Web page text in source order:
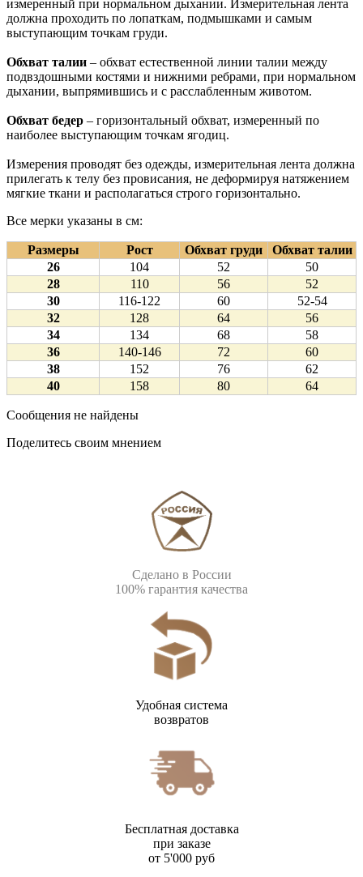
измеренный при нормальном дыхании. Измерительная лента
должна проходить по лопаткам, подмышками и самым
выступающим точкам груди.
Обхват талии – обхват естественной линии талии между
подвздошными костями и нижними ребрами, при нормальном
дыхании, выпрямившись и с расслабленным животом.
Обхват бедер – горизонтальный обхват, измеренный по
наиболее выступающим точкам ягодиц.
Измерения проводят без одежды, измерительная лента должна
прилегать к телу без провисания, не деформируя натяжением
мягкие ткани и располагаться строго горизонтально.
Все мерки указаны в см:
Размеры Рост Обхват груди
Обхват талии
26
104 52
50
28
110 56
52
30
116-122 60
52-54
32
128 64
56
34
134 68
58
36
140-146 72
60
38
152 76
62
40
158 80 64
Сообщения не найдены
Поделитесь своим мнением
Сделано в России
100% гарантия качества
Удобная система
возвратов
Бесплатная доставка
при заказе
от 5'000 руб